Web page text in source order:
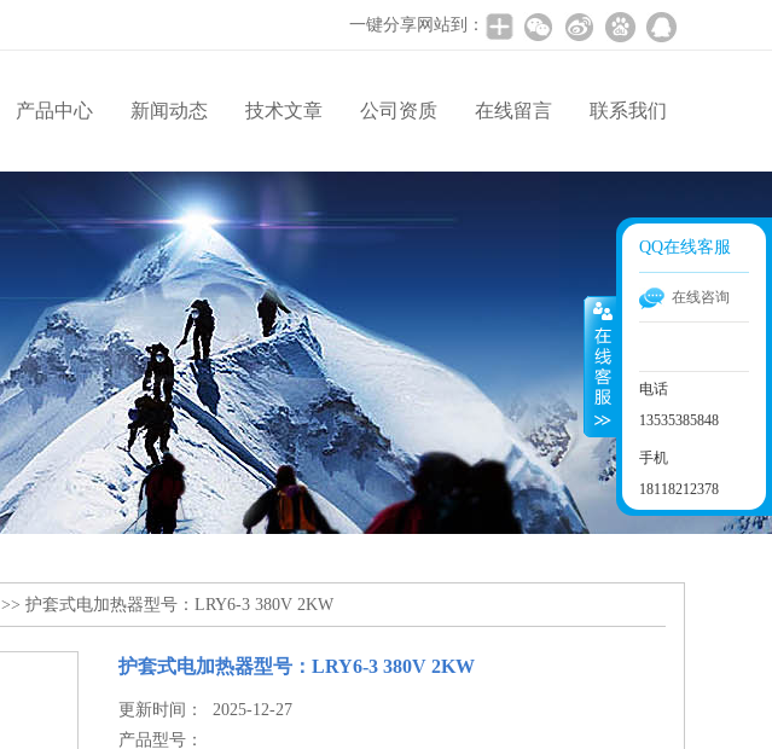
一键分享网站到：
产品中心 新闻动态 技术文章 公司资质 在线留言 联系我们
>> 护套式电加热器型号：LRY6-3 380V 2KW
护套式电加热器型号：LRY6-3 380V 2KW
更新时间： 2025-12-27
产品型号：
QQ在线客服
在线咨询
电话
13535385848
手机
18118212378